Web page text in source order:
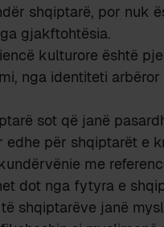
shqiptarë, por nuk
gjakftohtësia.
kulturore është
nga identiteti
sot që janë
për shqiptarët e
me
dot nga fytyra e
shqiptarëve janë